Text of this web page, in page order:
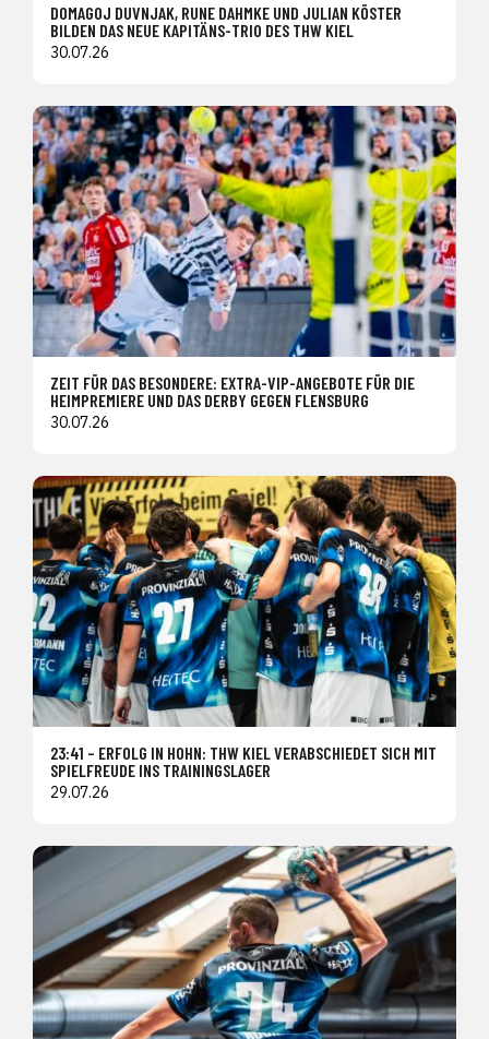
DOMAGOJ DUVNJAK, RUNE DAHMKE UND JULIAN KÖSTER
BILDEN DAS NEUE KAPITÄNS-TRIO DES THW KIEL
30.07.26
ZEIT FÜR DAS BESONDERE: EXTRA-VIP-ANGEBOTE FÜR DIE
HEIMPREMIERE UND DAS DERBY GEGEN FLENSBURG
30.07.26
23:41 – ERFOLG IN HOHN: THW KIEL VERABSCHIEDET SICH MIT
SPIELFREUDE INS TRAININGSLAGER
29.07.26